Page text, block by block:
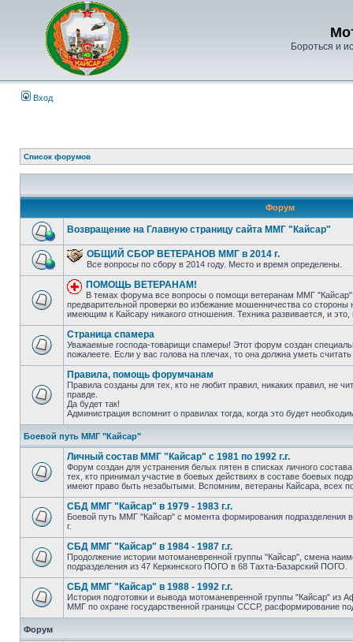
Бороться и
Вход
Список форумов
Форум
Возвращение на Главную страницу сайта ММГ "Кайсар"
ОБЩИЙ СБОР ВЕТЕРАНОВ ММГ в 2014 г.
Все вопросы по сбору в 2014 году. Место и время определены.
ПОМОЩЬ ВЕТЕРАНАМ!
В темах форума все вопросы о помощи ветеранам ММГ
предварительной проверки во избежание мошенничества со
имеющим к Кайсару никакого отношения. Техника развивается, и
Страница спамера
Уважаемые господа-товарищи спамеры! Этот форум создан
пожалеете. Если у вас голова на плечах, то она должна уметь считать
Правила, помощь форумчанам
Правила созданы для тех, кто не любит правил, никаких правил, не
правде.
Да будет так!
Администрация вспомнит о правилах тогда, когда это будет
Боевой путь ММГ "Кайсар"
Личный состав ММГ "Кайсар" с 1981 по 1992 г.г.
Форум создан для устранения белых пятен в списках личного
тех, кто принимал участие в боевых действиях в составе боевых
имеют право быть незабытыми. Вспомним, ветераны Кайсара, всех
СБД ММГ "Кайсар" в 1979 - 1983 г.г.
Боевой путь ММГ "Кайсар" с момента формирования подразделения
г.
СБД ММГ "Кайсар" в 1984 - 1987 г.г.
Продолжение истории мотоманевренной группы "Кайсар", смена
подразделения из 47 Керкинского ПОГО в 68 Тахта-Базарский ПОГО.
СБД ММГ "Кайсар" в 1988 - 1992 г.г.
История подготовки и вывода мотоманевренной группы "Кайсар" из
ММГ по охране государственной границы СССР, расформирование
Форум